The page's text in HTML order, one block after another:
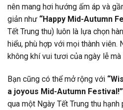
nên mang hơi hướng ấm áp và
giản như “Happy Mid-Autumn
Tết Trung thu) luôn là lựa chọn
hiểu, phù hợp với mọi thành viên.
không khí vui tươi của ngày lễ
Bạn cũng có thể mở rộng với
a joyous Mid-Autumn Festival!”
qua một Ngày Tết Trung thu hạnh